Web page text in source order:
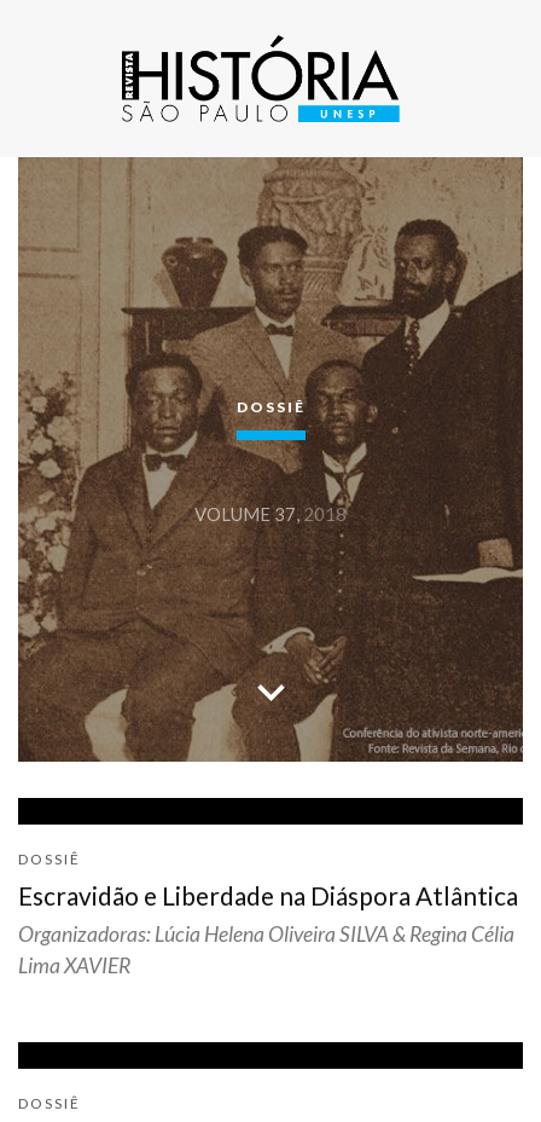
DOSSIÊ
VOLUME 37, 2018
keyboard_arrow_down
DOSSIÊ
Escravidão e Liberdade na Diáspora Atlântica
Organizadoras: Lúcia Helena Oliveira SILVA & Regina Célia
Lima XAVIER
DOSSIÊ